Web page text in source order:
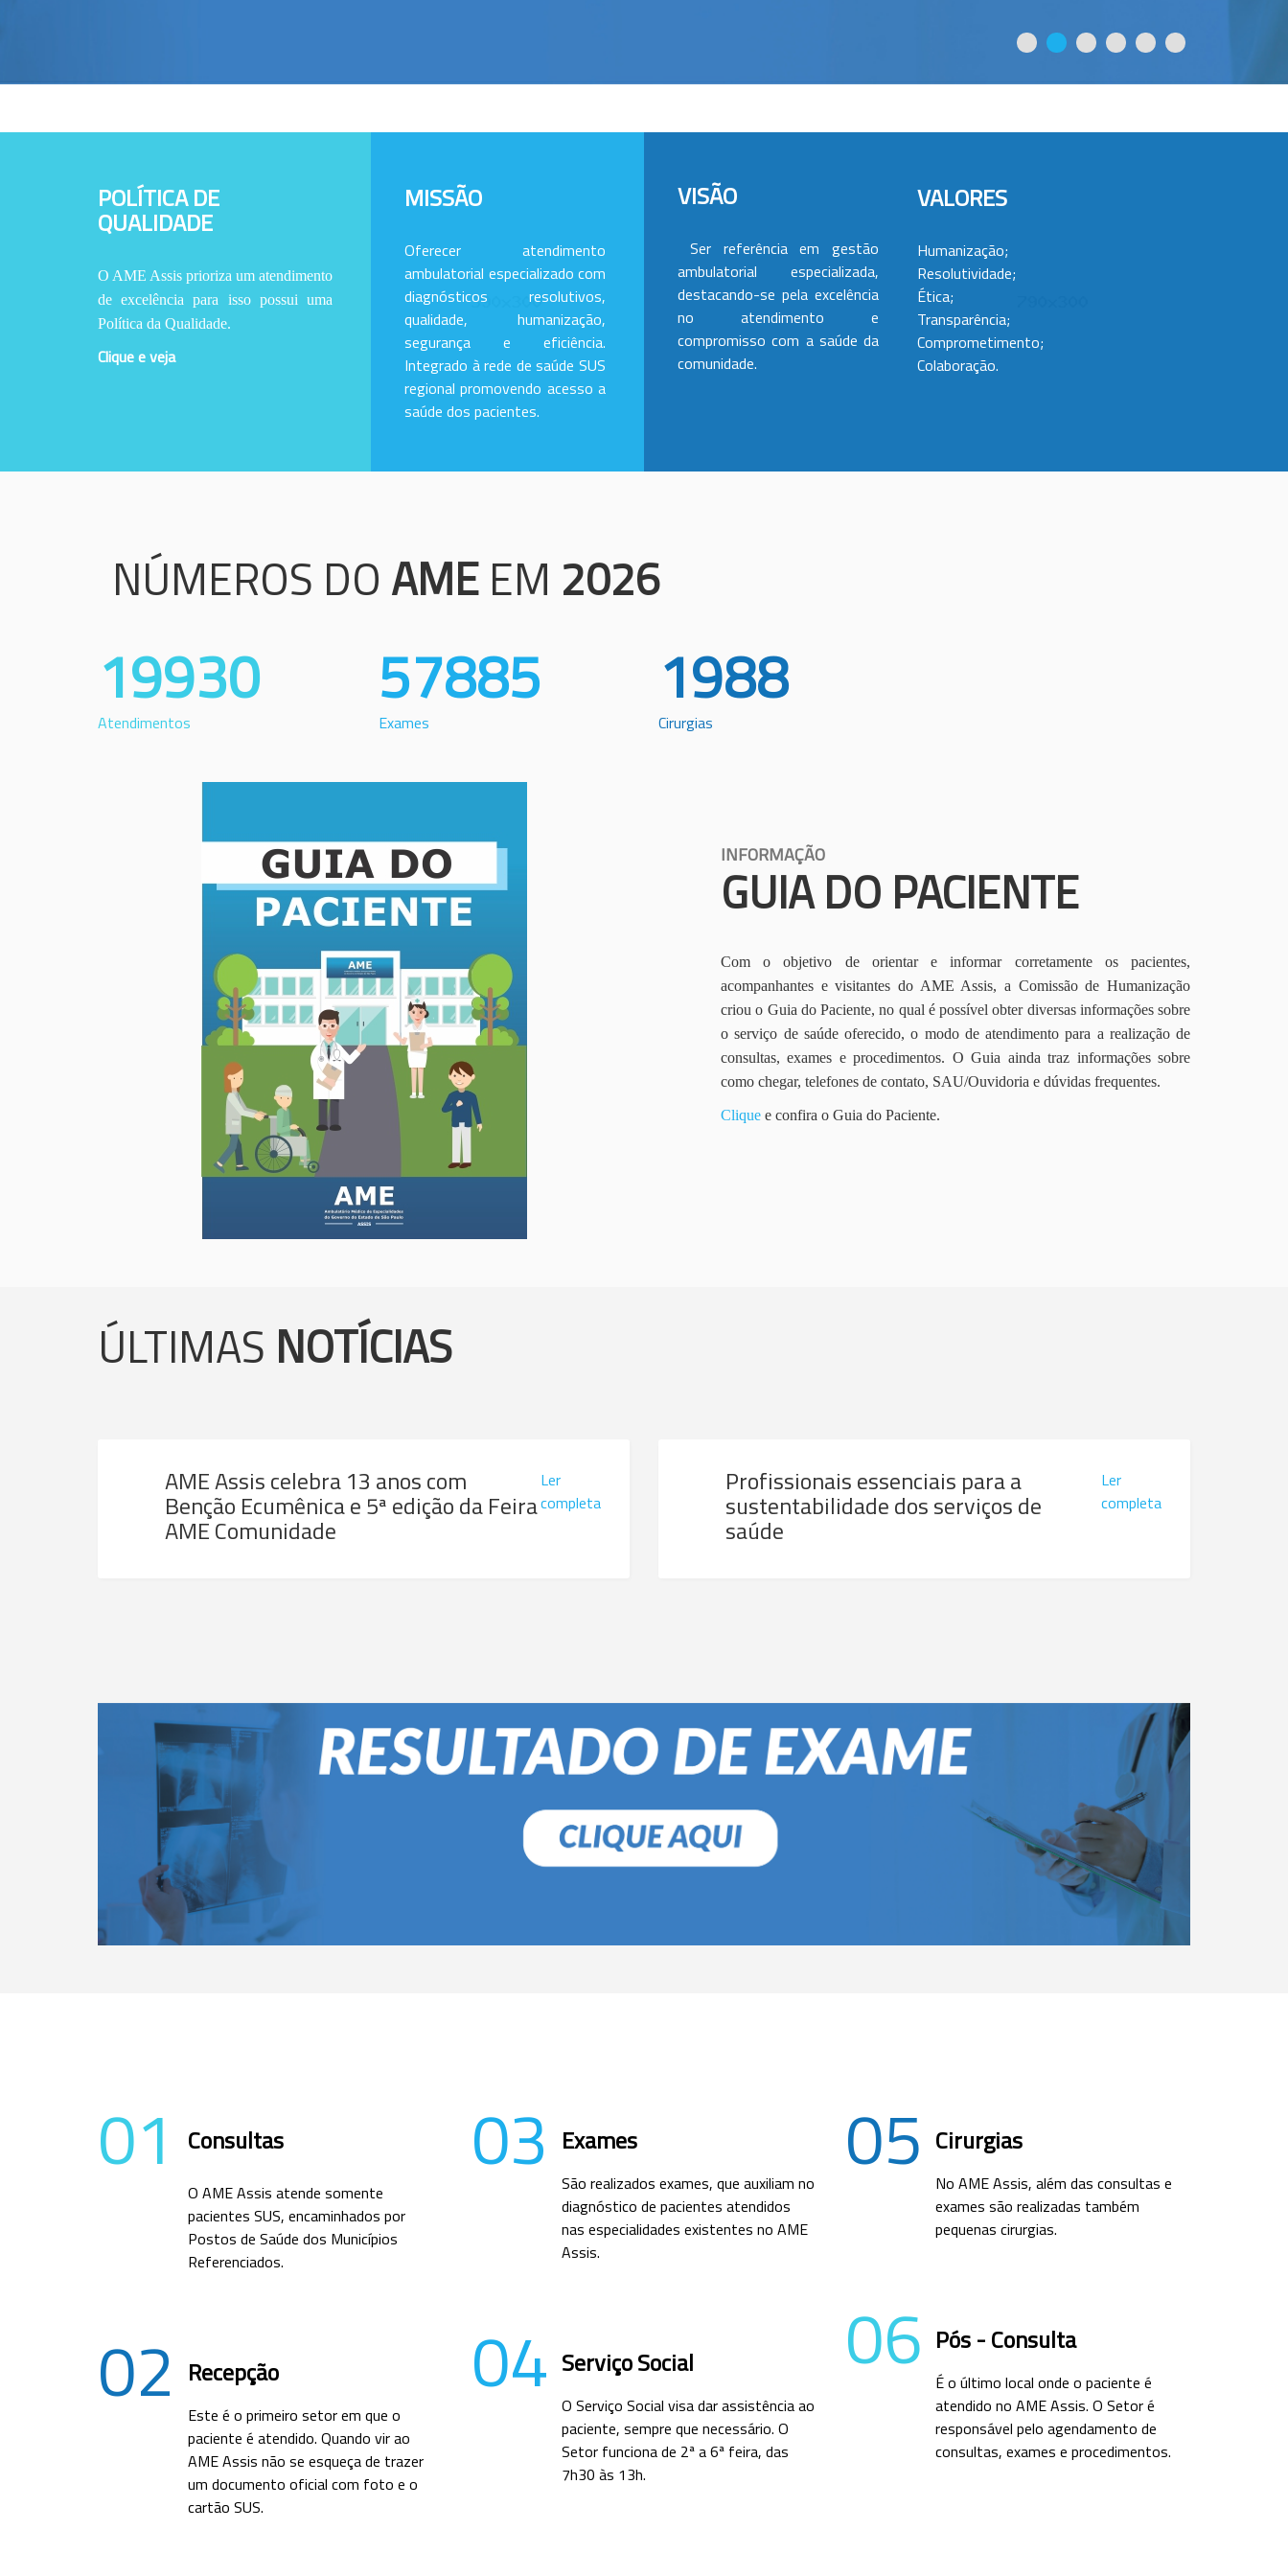
POLÍTICA DE
QUALIDADE
O AME Assis prioriza um atendimento
de excelência para isso possui uma
Política da Qualidade.
Clique e veja
MISSÃO
Oferecer atendimento
ambulatorial especializado com
diagnósticos resolutivos,
qualidade, humanização,
segurança e eficiência.
Integrado à rede de saúde SUS
regional promovendo acesso a
saúde dos pacientes.
VISÃO
Ser referência em gestão
ambulatorial especializada,
destacando-se pela excelência
no atendimento e
compromisso com a saúde da
comunidade.
VALORES
Humanização;
Resolutividade;
Ética;
Transparência;
Comprometimento;
Colaboração.
NÚMEROS DO AME EM 2026
19930
Atendimentos
57885
Exames
1988
Cirurgias
INFORMAÇÃO
GUIA DO PACIENTE
Com o objetivo de orientar e informar corretamente os pacientes,
acompanhantes e visitantes do AME Assis, a Comissão de Humanização
criou o Guia do Paciente, no qual é possível obter diversas informações sobre
o serviço de saúde oferecido, o modo de atendimento para a realização de
consultas, exames e procedimentos. O Guia ainda traz informações sobre
como chegar, telefones de contato, SAU/Ouvidoria e dúvidas frequentes.
Clique e confira o Guia do Paciente.
ÚLTIMAS NOTÍCIAS
AME Assis celebra 13 anos com
Benção Ecumênica e 5ª edição da Feira
AME Comunidade
Ler
completa
Profissionais essenciais para a
sustentabilidade dos serviços de
saúde
Ler
completa
01 Consultas
O AME Assis atende somente
pacientes SUS, encaminhados por
Postos de Saúde dos Municípios
Referenciados.
02 Recepção
Este é o primeiro setor em que o
paciente é atendido. Quando vir ao
AME Assis não se esqueça de trazer
um documento oficial com foto e o
cartão SUS.
03 Exames
São realizados exames, que auxiliam no
diagnóstico de pacientes atendidos
nas especialidades existentes no AME
Assis.
04 Serviço Social
O Serviço Social visa dar assistência ao
paciente, sempre que necessário. O
Setor funciona de 2ª a 6ª feira, das
7h30 às 13h.
05 Cirurgias
No AME Assis, além das consultas e
exames são realizadas também
pequenas cirurgias.
06 Pós - Consulta
É o último local onde o paciente é
atendido no AME Assis. O Setor é
responsável pelo agendamento de
consultas, exames e procedimentos.